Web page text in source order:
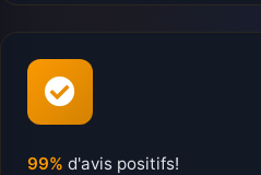
99% d'avis positifs!